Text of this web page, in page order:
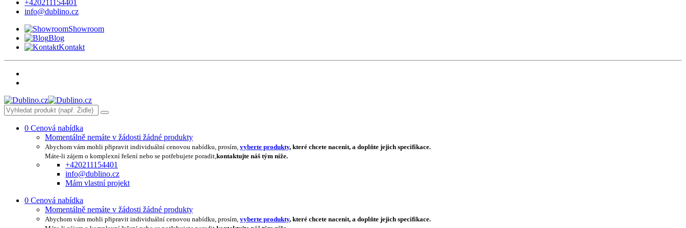
+420211154401
info@dublino.cz
Showroom
Blog
Kontakt
0 Cenová nabídka
Momentálně nemáte v žádosti žádné produkty
Abychom vám mohli připravit individuální cenovou nabídku, prosím, vyberte produkty, které chcete nacenit, a doplňte jejich specifikace.
Máte-li zájem o komplexní řešení nebo se potřebujete poradit,kontaktujte náš tým níže.
+420211154401
info@dublino.cz
Mám vlastní projekt
0 Cenová nabídka
Momentálně nemáte v žádosti žádné produkty
Abychom vám mohli připravit individuální cenovou nabídku, prosím, vyberte produkty, které chcete nacenit, a doplňte jejich specifikace.